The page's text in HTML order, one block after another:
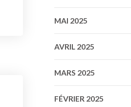
MAI 2025
AVRIL 2025
MARS 2025
FÉVRIER 2025